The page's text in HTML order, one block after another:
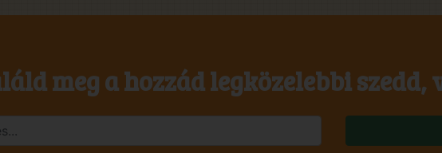
meg a hozzád legközelebbi